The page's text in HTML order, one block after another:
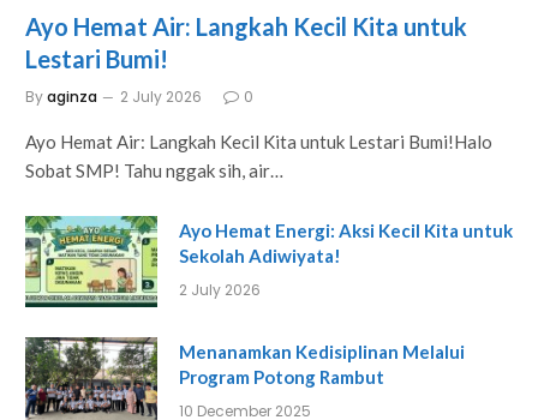
Ayo Hemat Air: Langkah Kecil Kita untuk
Lestari Bumi!
Byaginza 2 July 2026 0
Ayo Hemat Air: Langkah Kecil Kita untuk Lestari Bumi!Halo
Sobat SMP! Tahu nggak sih, air…
Ayo Hemat Energi: Aksi Kecil Kita untuk
Sekolah Adiwiyata!
2 July 2026
Menanamkan Kedisiplinan Melalui
Program Potong Rambut
10 December 2025